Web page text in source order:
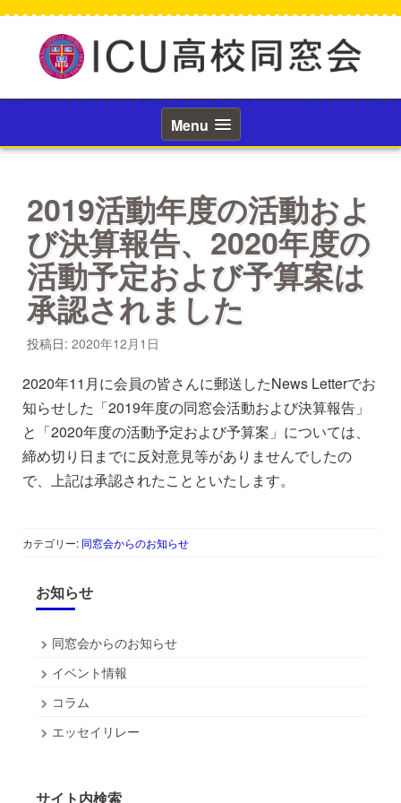
へ
ッ
Menu
2019活動年度の活動およ
び決算報告、2020年度の
活動予定および予算案は
承認されました
投稿日: 2020年12月1日
2020年11月に会員の皆さんに郵送したNews Letterでお
知らせした「2019年度の同窓会活動および決算報告」
と「2020年度の活動予定および予算案」については、
締め切り日までに反対意見等がありませんでしたの
で、上記は承認されたことといたします。
カテゴリー: 同窓会からのお知らせ
お知らせ
同窓会からのお知らせ
イベント情報
コラム
エッセイリレー
サイト内検索